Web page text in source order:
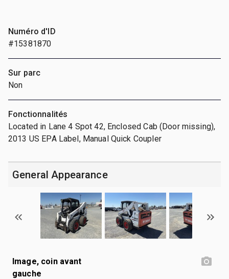
Numéro d'ID
#15381870
Sur parc
Non
Fonctionnalités
Located in Lane 4 Spot 42, Enclosed Cab (Door missing),
2013 US EPA Label, Manual Quick Coupler
General Appearance
Image, coin avant
gauche